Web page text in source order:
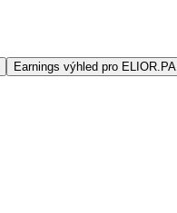
Earnings výhled pro ELIOR.PA